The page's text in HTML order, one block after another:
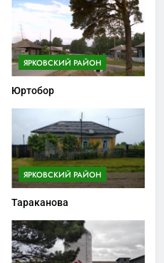
ЯРКОВСКИЙ РАЙОН
Юртобор
ЯРКОВСКИЙ РАЙОН
Тараканова